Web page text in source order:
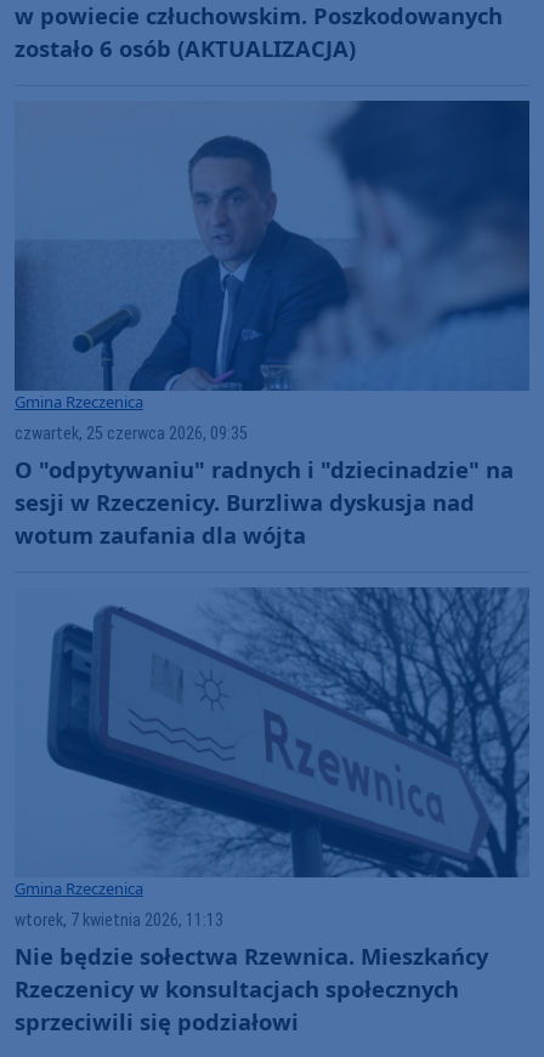
w powiecie człuchowskim. Poszkodowanych
zostało 6 osób (AKTUALIZACJA)
Gmina Rzeczenica
czwartek, 25 czerwca 2026, 09:35
O "odpytywaniu" radnych i "dziecinadzie" na
sesji w Rzeczenicy. Burzliwa dyskusja nad
wotum zaufania dla wójta
Gmina Rzeczenica
wtorek, 7 kwietnia 2026, 11:13
Nie będzie sołectwa Rzewnica. Mieszkańcy
Rzeczenicy w konsultacjach społecznych
sprzeciwili się podziałowi